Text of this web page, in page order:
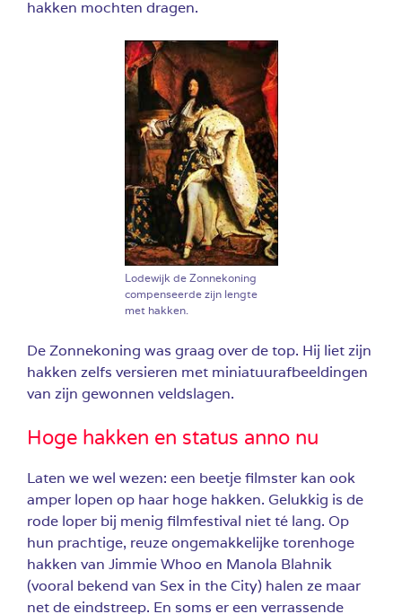
hakken mochten dragen.
Lodewijk de Zonnekoning
compenseerde zijn lengte
met hakken.
De Zonnekoning was graag over de top. Hij liet zijn
hakken zelfs versieren met miniatuurafbeeldingen
van zijn gewonnen veldslagen.
Hoge hakken en status anno nu
Laten we wel wezen: een beetje filmster kan ook
amper lopen op haar hoge hakken. Gelukkig is de
rode loper bij menig filmfestival niet té lang. Op
hun prachtige, reuze ongemakkelijke torenhoge
hakken van Jimmie Whoo en Manola Blahnik
(vooral bekend van Sex in the City) halen ze maar
net de eindstreep. En soms er een verrassende